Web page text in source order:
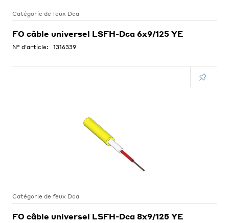
Catégorie de feux Dca
FO câble universel LSFH-Dca 6x9/125 YE
N° d'article: 1316339
Catégorie de feux Dca
FO câble universel LSFH-Dca 8x9/125 YE